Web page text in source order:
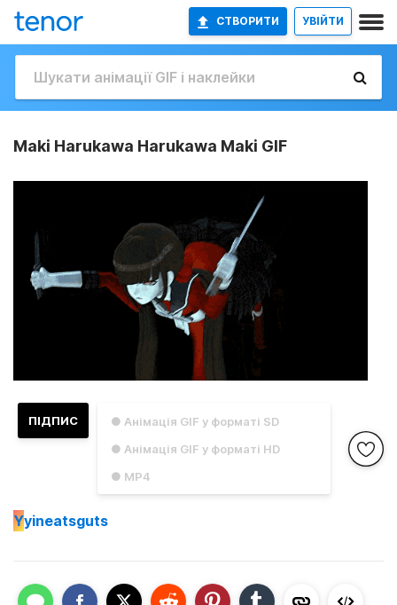
СТВОРИТИ УВІЙТИ
Maki Harukawa Harukawa Maki GIF
● Анімація GIF у форматі SD
● Анімація GIF у форматі HD
● MP4
ПІДПИС
Yyineatsguts